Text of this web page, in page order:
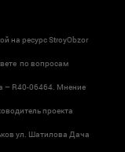
на ресурс StroyObzor
по вопросам
– R40-06464. Мнение
проекта
ул. Шатилова Дача